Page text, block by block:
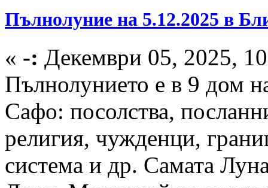
Пълнолуние на 5.12.2025 в
« -: Декември 05, 2025,
Пълнолунието е в 9 дом
Сафо: посолства,
религия, чужденци,
система и др. Самата